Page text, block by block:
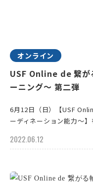
オンライン
USF Online de 繋が
ーニング〜 第二弾
6月12日（日）【USF
ーディネーション能力～
2022.06.12